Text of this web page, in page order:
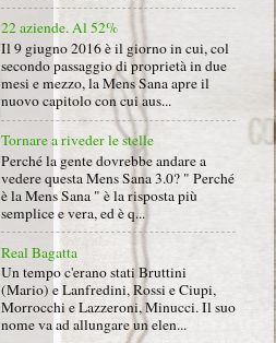
22 aziende. Al 52%
Il 9 giugno 2016 è il giorno in cui, col
secondo passaggio di proprietà in due
mesi e mezzo, la Mens Sana apre il
nuovo capitolo con cui aus...
Tornare a riveder le stelle
Perché la gente dovrebbe andare a
vedere questa Mens Sana 3.0? " Perché
è la Mens Sana " è la risposta più
semplice e vera, ed è q...
Real Bagatta
Un tempo c'erano stati Bruttini
(Mario) e Lanfredini, Rossi e Ciupi,
Morrocchi e Lazzeroni, Minucci. Il suo
nome va ad allungare un elen...